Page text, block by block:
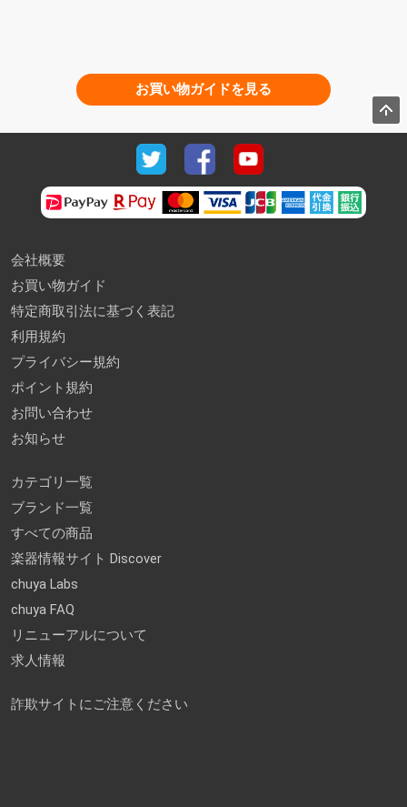
お買い物ガイドを見る
会社概要
お買い物ガイド
特定商取引法に基づく表記
利用規約
プライバシー規約
ポイント規約
お問い合わせ
お知らせ
カテゴリ一覧
ブランド一覧
すべての商品
楽器情報サイト Discover
chuya Labs
chuya FAQ
リニューアルについて
求人情報
詐欺サイトにご注意ください